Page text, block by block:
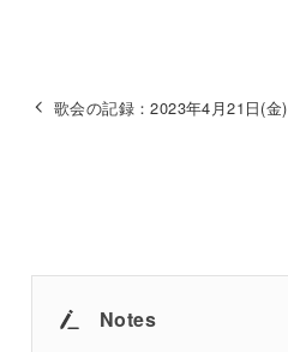
歌会の記録：2023年4月21日(金)
Notes